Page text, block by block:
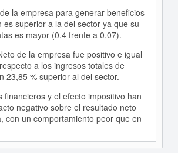
la empresa para generar beneficios
es superior a la del sector ya que su
es mayor (0,4 frente a 0,07).
de la empresa fue positivo e igual
a los ingresos totales de
23,85 % superior al del sector.
financieros y el efecto impositivo han
negativo sobre el resultado neto
con un comportamiento peor que en